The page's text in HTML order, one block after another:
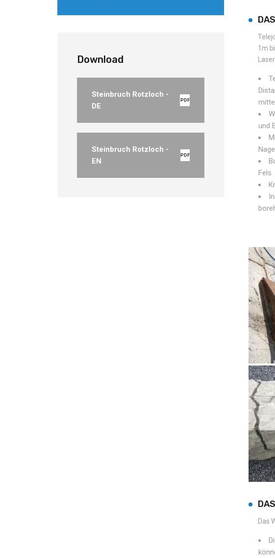
Download
Steinbruch Rotzloch -
DE
PDF
Steinbruch Rotzloch -
EN
PDF
1m
und
Fels
Das